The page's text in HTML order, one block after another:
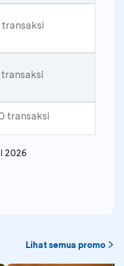
transaksi
transaksi
2026
Lihat semua promo